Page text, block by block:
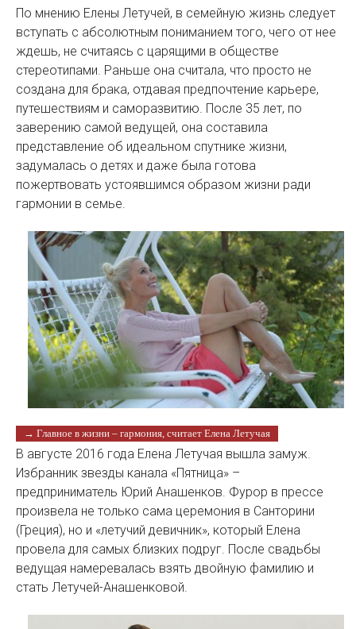
По мнению Елены Летучей, в семейную жизнь следует
вступать с абсолютным пониманием того, чего от нее
ждешь, не считаясь с царящими в обществе
стереотипами. Раньше она считала, что просто не
создана для брака, отдавая предпочтение карьере,
путешествиям и саморазвитию. После 35 лет, по
заверению самой ведущей, она составила
представление об идеальном спутнике жизни,
задумалась о детях и даже была готова
пожертвовать устоявшимся образом жизни ради
гармонии в семье.
→ Главное в жизни – гармония, считает Елена Летучая
В августе 2016 года Елена Летучая вышла замуж.
Избранник звезды канала «Пятница» –
предприниматель Юрий Анашенков. Фурор в прессе
произвела не только сама церемония в Санторини
(Греция), но и «летучий девичник», который Елена
провела для самых близких подруг. После свадьбы
ведущая намеревалась взять двойную фамилию и
стать Летучей-Анашенковой.